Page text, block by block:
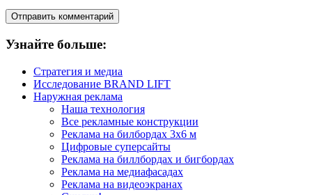
Узнайте больше:
Стратегия и медиа
Исследование BRAND LIFT
Наружная реклама
Наша технология
Все рекламные конструкции
Реклама на билбордах 3х6 м
Цифровые суперсайты
Реклама на биллбордах и бигбордах
Реклама на медиафасадах
Реклама на видеоэкранах